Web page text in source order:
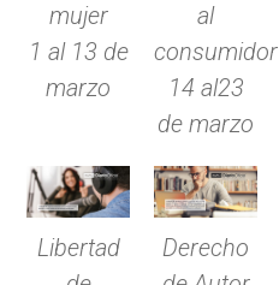
mujer
1 al 13 de
marzo
al
consumidor
14 al23
de marzo
Libertad
Derecho